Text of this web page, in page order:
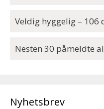
Veldig hyggelig – 106
Nesten 30 påmeldte
Nyhetsbrev